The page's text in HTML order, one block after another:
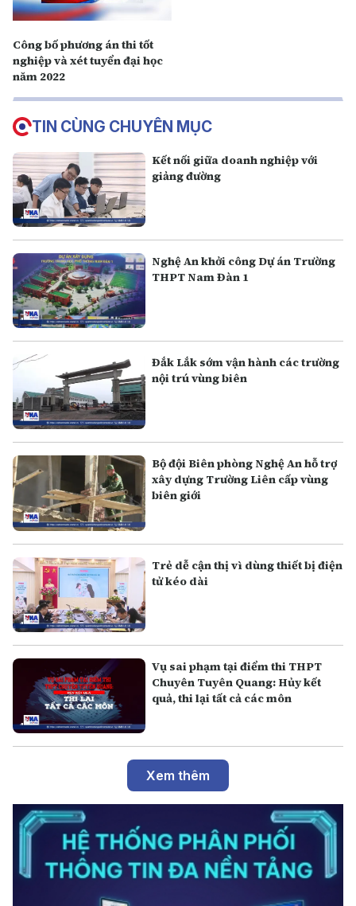
Công bố phương án thi tốt
nghiệp và xét tuyển đại học
năm 2022
TIN CÙNG CHUYÊN MỤC
Kết nối giữa doanh nghiệp với
giảng đường
Nghệ An khởi công Dự án Trường
THPT Nam Đàn 1
Đắk Lắk sớm vận hành các trường
nội trú vùng biên
Bộ đội Biên phòng Nghệ An hỗ trợ
xây dựng Trường Liên cấp vùng
biên giới
Trẻ dễ cận thị vì dùng thiết bị điện
tử kéo dài
Vụ sai phạm tại điểm thi THPT
Chuyên Tuyên Quang: Hủy kết
quả, thi lại tất cả các môn
Xem thêm